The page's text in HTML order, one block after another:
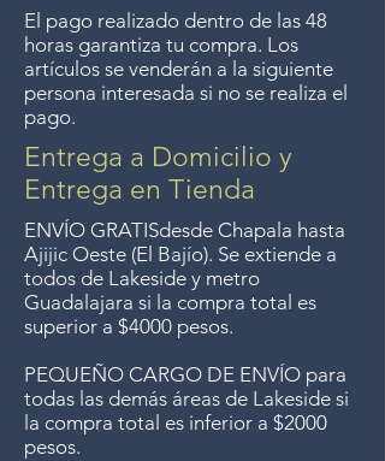
Entrega gratis en toda la zona
del Lago de Chapala por
compras de $4000 pesos.
Aceptamos devoluciones hasta
7 días después de la venta a
menos que los artículos tengan
un precio de oferta, lo
sentimos, no se aceptan
devoluciones de artículos en
oferta. Anteriormente hacíamos
envíos gratis a Guadalajara pero
ya no ofrecemos ese servicio.
El pago realizado dentro de las 48
horas garantiza tu compra. Los
artículos se venderán a la siguiente
persona interesada si no se realiza el
pago.
Entrega a Domicilio y
Entrega en Tienda
ENVÍO GRATISdesde Chapala hasta
Ajijic Oeste (El Bajío). Se extiende a
todos de Lakeside y metro
Guadalajara si la compra total es
superior a $4000 pesos.
PEQUEÑO CARGO DE ENVÍO para
todas las demás áreas de Lakeside si
la compra total es inferior a $2000
pesos.